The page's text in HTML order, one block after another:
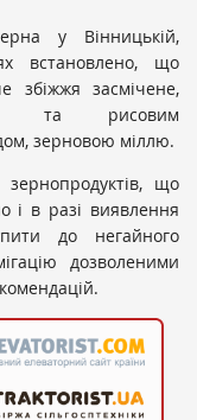
у Вінницькій,
встановлено, що
збіжжя засмічене,
та рисовим
зерновою міллю.
що
і в разі виявлення
до негайного
дозволеними